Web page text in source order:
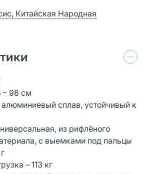
Китайская Народная
– 98 см
сплав, устойчивый к
из рифлёного
с выемками под пальцы
– 113 кг